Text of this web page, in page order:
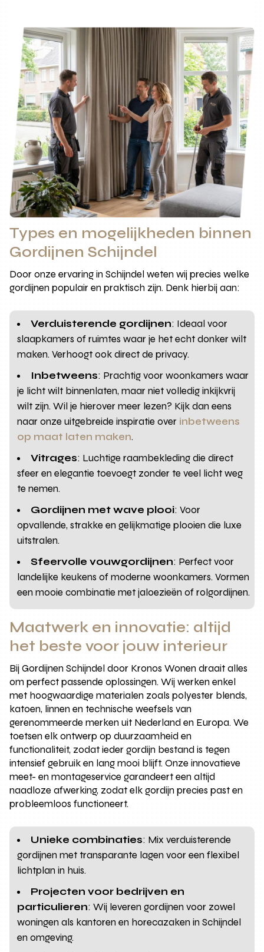
Types en mogelijkheden binnen
Gordijnen Schijndel
Door onze ervaring in Schijndel weten wij precies welke
gordijnen populair en praktisch zijn. Denk hierbij aan:
Verduisterende gordijnen: Ideaal voor
slaapkamers of ruimtes waar je het echt donker wilt
maken. Verhoogt ook direct de privacy.
Inbetweens: Prachtig voor woonkamers waar
je licht wilt binnenlaten, maar niet volledig inkijkvrij
wilt zijn. Wil je hierover meer lezen? Kijk dan eens
naar onze uitgebreide inspiratie over inbetweens
op maat laten maken.
Vitrages: Luchtige raambekleding die direct
sfeer en elegantie toevoegt zonder te veel licht weg
te nemen.
Gordijnen met wave plooi: Voor
opvallende, strakke en gelijkmatige plooien die luxe
uitstralen.
Sfeervolle vouwgordijnen: Perfect voor
landelijke keukens of moderne woonkamers. Vormen
een mooie combinatie met jaloezieën of rolgordijnen.
Maatwerk en innovatie: altijd
het beste voor jouw interieur
Bij Gordijnen Schijndel door Kronos Wonen draait alles
om perfect passende oplossingen. Wij werken enkel
met hoogwaardige materialen zoals polyester blends,
katoen, linnen en technische weefsels van
gerenommeerde merken uit Nederland en Europa. We
toetsen elk ontwerp op duurzaamheid en
functionaliteit, zodat ieder gordijn bestand is tegen
intensief gebruik en lang mooi blijft. Onze innovatieve
meet- en montageservice garandeert een altijd
naadloze afwerking, zodat elk gordijn precies past en
probleemloos functioneert.
Unieke combinaties: Mix verduisterende
gordijnen met transparante lagen voor een flexibel
lichtplan in huis.
Projecten voor bedrijven en
particulieren: Wij leveren gordijnen voor zowel
woningen als kantoren en horecazaken in Schijndel
en omgeving.